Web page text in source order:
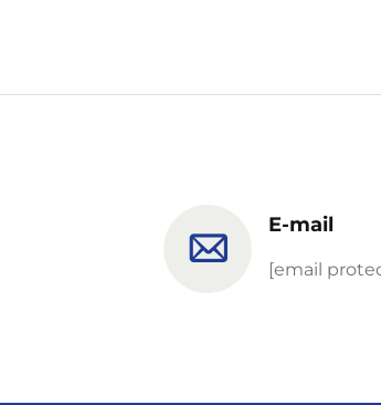
E-mail
[email